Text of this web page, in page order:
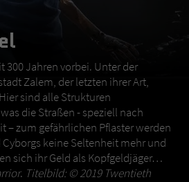
300 Jahren vorbei. Unter der
Zalem, der letzten ihrer Art,
sind alle Strukturen
die Straßen - speziell nach
– zum gefährlichen Pflaster werden
keine Seltenheit mehr und
sich ihr Geld als Kopfgeldjäger…
. Titelbild: © 2019 Twentieth